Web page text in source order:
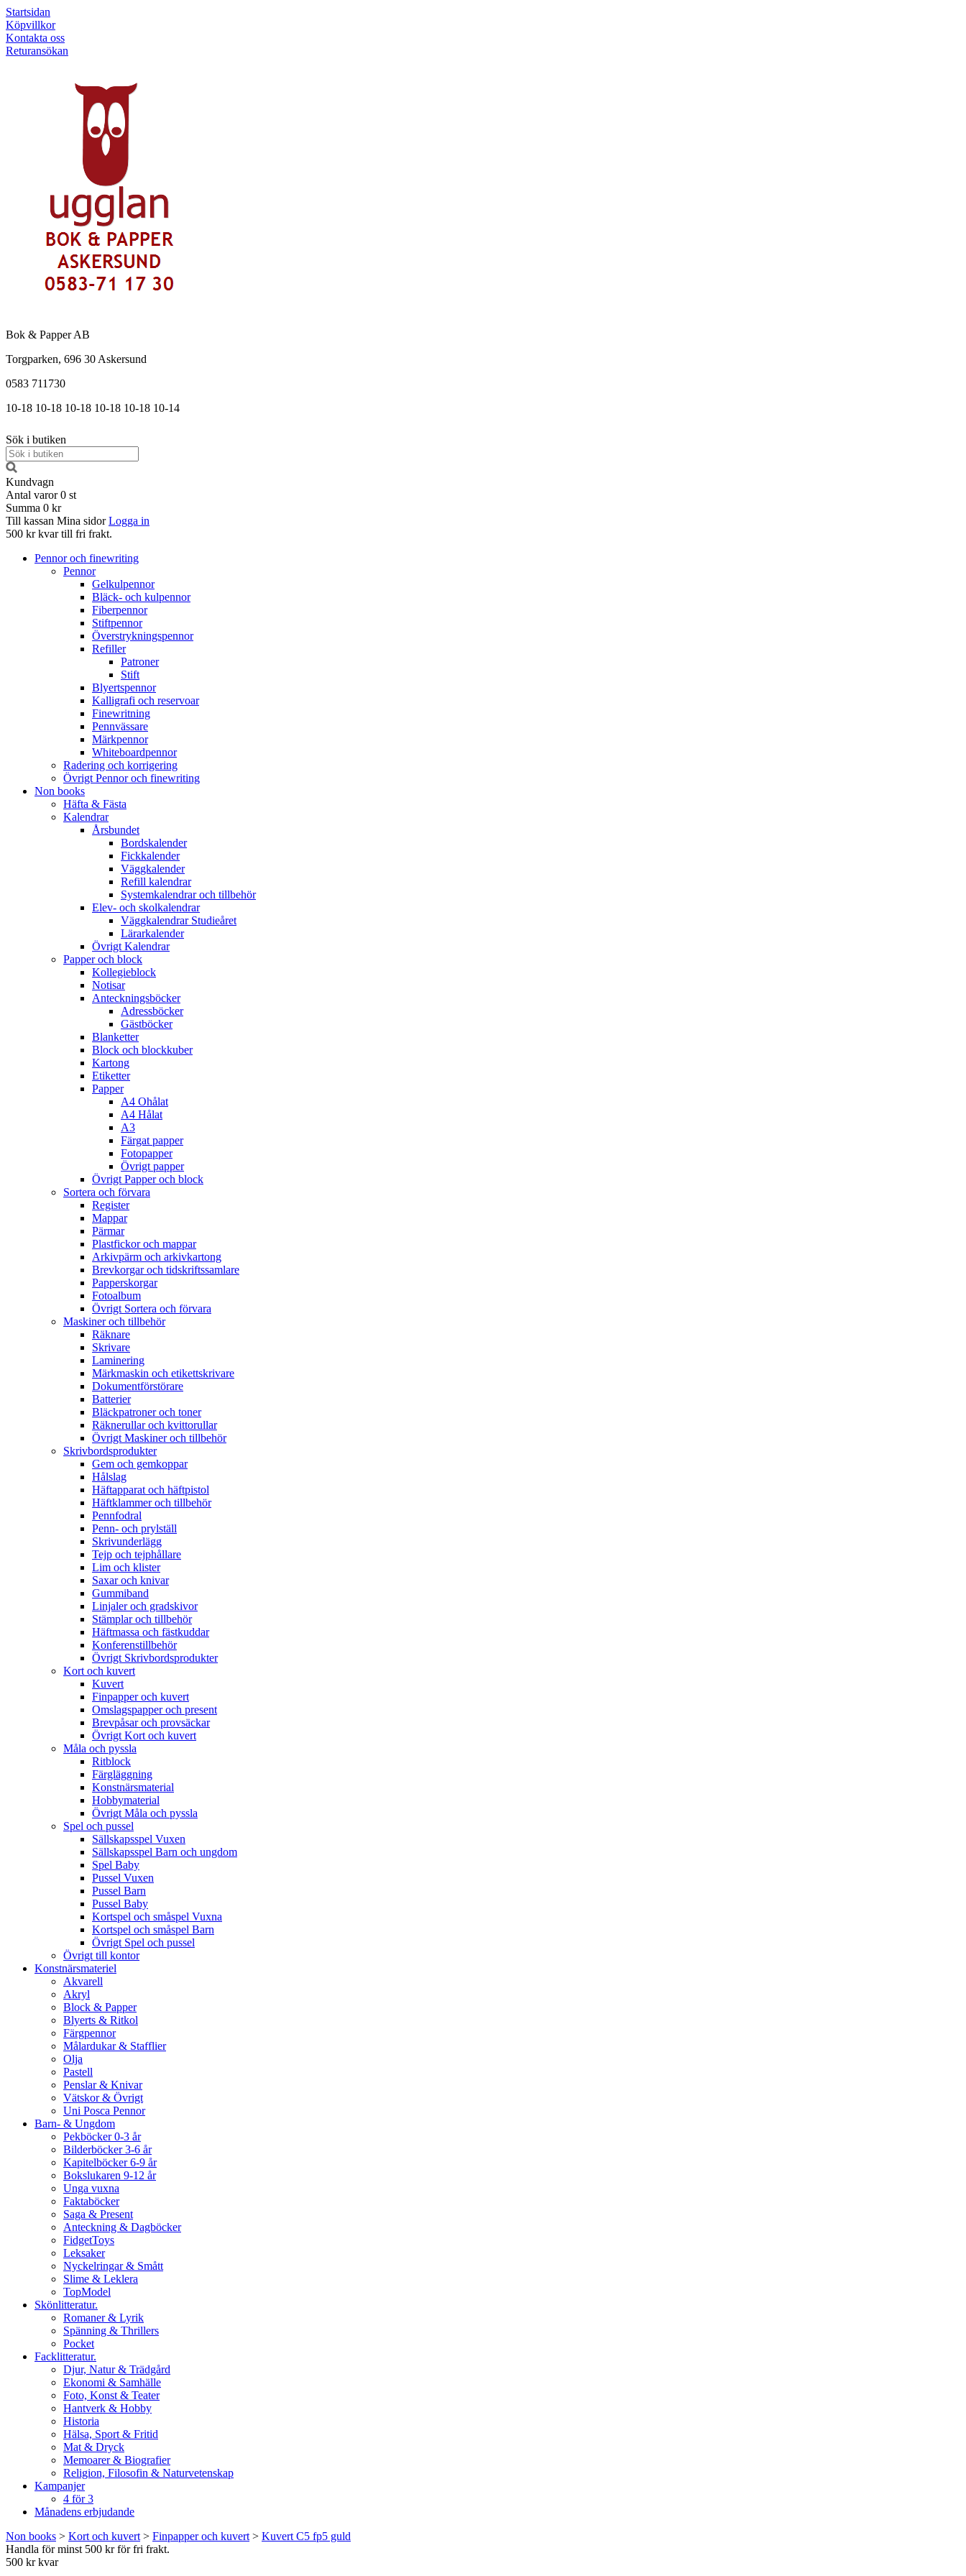
Startsidan
Köpvillkor
Kontakta oss
Returansökan
Bok & Papper AB
Torgparken, 696 30 Askersund
0583 711730
10-18 10-18 10-18 10-18 10-18 10-14
Sök i butiken
Kundvagn
Antal varor 0 st
Summa 0 kr
Till kassan Mina sidor Logga in
500 kr kvar till fri frakt.
Pennor och finewriting
Pennor
Gelkulpennor
Bläck- och kulpennor
Fiberpennor
Stiftpennor
Överstrykningspennor
Refiller
Patroner
Stift
Blyertspennor
Kalligrafi och reservoar
Finewritning
Pennvässare
Märkpennor
Whiteboardpennor
Radering och korrigering
Övrigt Pennor och finewriting
Non books
Häfta & Fästa
Kalendrar
Årsbundet
Bordskalender
Fickkalender
Väggkalender
Refill kalendrar
Systemkalendrar och tillbehör
Elev- och skolkalendrar
Väggkalendrar Studieåret
Lärarkalender
Övrigt Kalendrar
Papper och block
Kollegieblock
Notisar
Anteckningsböcker
Adressböcker
Gästböcker
Blanketter
Block och blockkuber
Kartong
Etiketter
Papper
A4 Ohålat
A4 Hålat
A3
Färgat papper
Fotopapper
Övrigt papper
Övrigt Papper och block
Sortera och förvara
Register
Mappar
Pärmar
Plastfickor och mappar
Arkivpärm och arkivkartong
Brevkorgar och tidskriftssamlare
Papperskorgar
Fotoalbum
Övrigt Sortera och förvara
Maskiner och tillbehör
Räknare
Skrivare
Laminering
Märkmaskin och etikettskrivare
Dokumentförstörare
Batterier
Bläckpatroner och toner
Räknerullar och kvittorullar
Övrigt Maskiner och tillbehör
Skrivbordsprodukter
Gem och gemkoppar
Hålslag
Häftapparat och häftpistol
Häftklammer och tillbehör
Pennfodral
Penn- och prylställ
Skrivunderlägg
Tejp och tejphållare
Lim och klister
Saxar och knivar
Gummiband
Linjaler och gradskivor
Stämplar och tillbehör
Häftmassa och fästkuddar
Konferenstillbehör
Övrigt Skrivbordsprodukter
Kort och kuvert
Kuvert
Finpapper och kuvert
Omslagspapper och present
Brevpåsar och provsäckar
Övrigt Kort och kuvert
Måla och pyssla
Ritblock
Färgläggning
Konstnärsmaterial
Hobbymaterial
Övrigt Måla och pyssla
Spel och pussel
Sällskapsspel Vuxen
Sällskapsspel Barn och ungdom
Spel Baby
Pussel Vuxen
Pussel Barn
Pussel Baby
Kortspel och småspel Vuxna
Kortspel och småspel Barn
Övrigt Spel och pussel
Övrigt till kontor
Konstnärsmateriel
Akvarell
Akryl
Block & Papper
Blyerts & Ritkol
Färgpennor
Målardukar & Stafflier
Olja
Pastell
Penslar & Knivar
Vätskor & Övrigt
Uni Posca Pennor
Barn- & Ungdom
Pekböcker 0-3 år
Bilderböcker 3-6 år
Kapitelböcker 6-9 år
Bokslukaren 9-12 år
Unga vuxna
Faktaböcker
Saga & Present
Anteckning & Dagböcker
FidgetToys
Leksaker
Nyckelringar & Smått
Slime & Leklera
TopModel
Skönlitteratur.
Romaner & Lyrik
Spänning & Thrillers
Pocket
Facklitteratur.
Djur, Natur & Trädgård
Ekonomi & Samhälle
Foto, Konst & Teater
Hantverk & Hobby
Historia
Hälsa, Sport & Fritid
Mat & Dryck
Memoarer & Biografier
Religion, Filosofin & Naturvetenskap
Kampanjer
4 för 3
Månadens erbjudande
Non books > Kort och kuvert > Finpapper och kuvert > Kuvert C5 fp5 guld
Handla för minst 500 kr för fri frakt.
500 kr kvar